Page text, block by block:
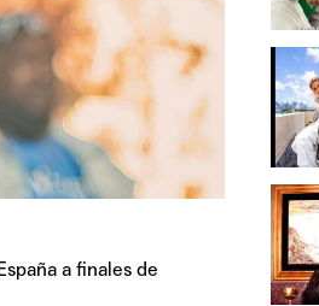
a finales de
Hablamos con Justin
Quiles de 'La…
GRIFF, el futuro del